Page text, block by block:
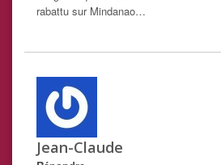
rabattu sur Mindanao…
Jean-Claude